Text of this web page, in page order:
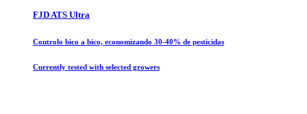
FJD ATS Ultra
Controlo bico a bico, economizando 30-40% de pesticidas
Currently tested with selected growers